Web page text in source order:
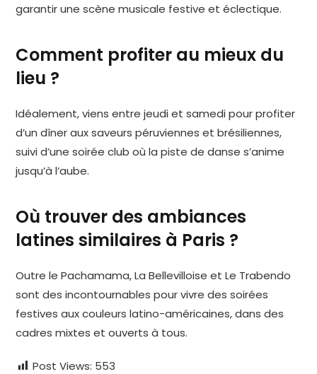
garantir une scène musicale festive et éclectique.
Comment profiter au mieux du
lieu ?
Idéalement, viens entre jeudi et samedi pour profiter
d’un dîner aux saveurs péruviennes et brésiliennes,
suivi d’une soirée club où la piste de danse s’anime
jusqu’à l’aube.
Où trouver des ambiances
latines similaires à Paris ?
Outre le Pachamama, La Bellevilloise et Le Trabendo
sont des incontournables pour vivre des soirées
festives aux couleurs latino-américaines, dans des
cadres mixtes et ouverts à tous.
Post Views: 553